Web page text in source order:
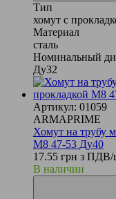
Тип
хомут с
Материал
сталь
Номинальный
Ду32
Артикул: 01059
ARMAPRIME
Хомут на трубу
М8 47-53 Ду40
17.55 грн з
В наличии